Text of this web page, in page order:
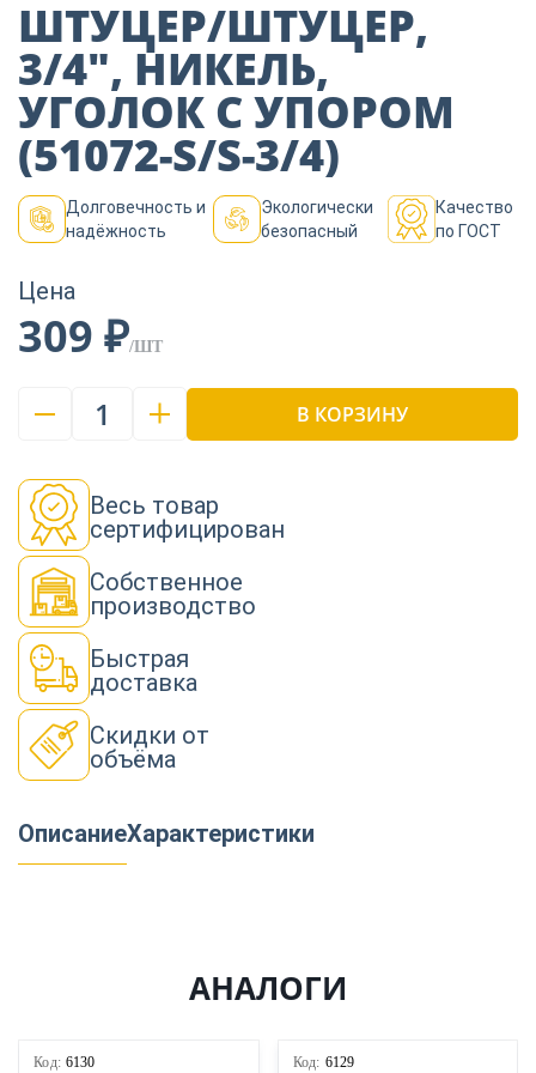
Пиломатериалы
Декор
дерева
ШТУЦЕР/ШТУЦЕР,
3/4″, НИКЕЛЬ,
УГОЛОК С УПОРОМ
(51072-S/S-3/4)
Долговечность и
надёжность
Экологически
безопасный
Качество
по ГОСТ
Цена
309 ₽/ШТ
1 В КОРЗИНУ
Весь товар
сертифицирован
Собственное
производство
Быстрая
доставка
Скидки от
объёма
ОписаниеХарактеристики
АНАЛОГИ
Код: 6130 Код: 6129